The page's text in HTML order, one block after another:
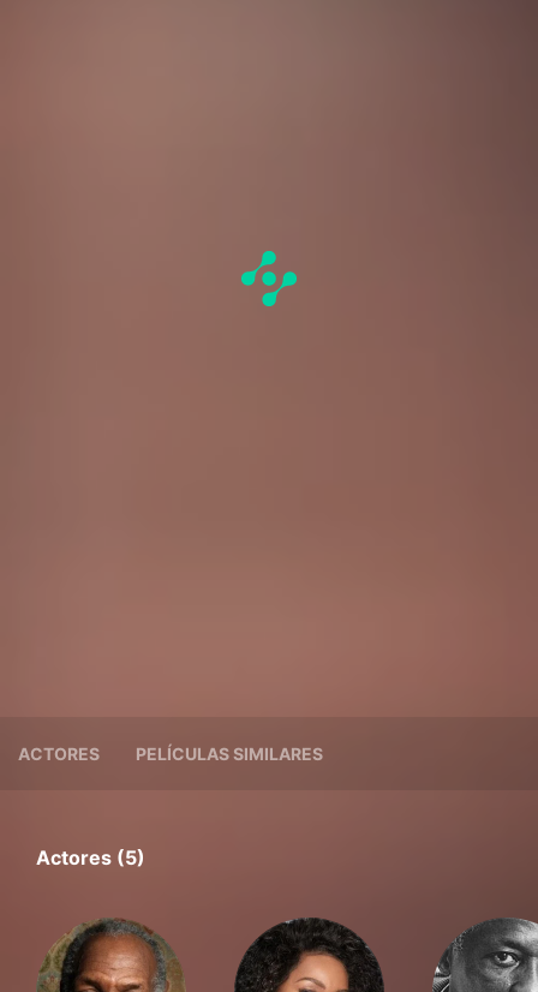
ACTORES PELÍCULAS SIMILARES
Actores (5)